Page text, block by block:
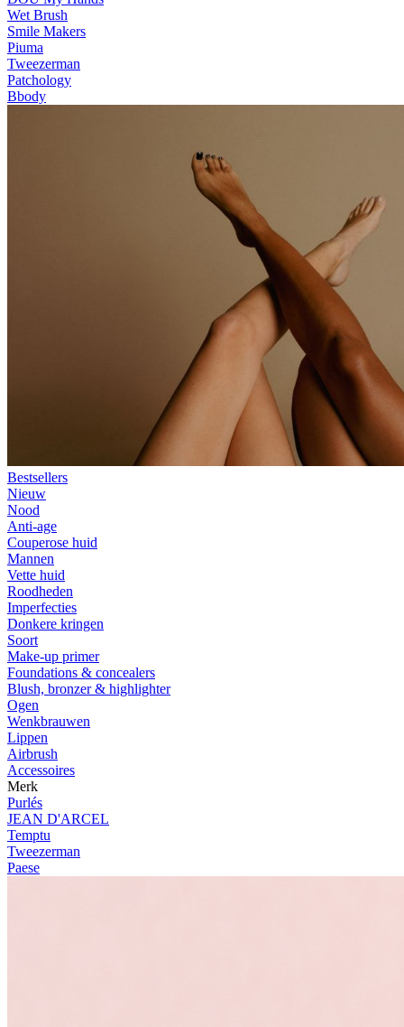
Wet Brush
Smile Makers
Piuma
Tweezerman
Patchology
Bbody
Bestsellers
Nieuw
Nood
Anti-age
Couperose huid
Mannen
Vette huid
Roodheden
Imperfecties
Donkere kringen
Soort
Make-up primer
Foundations & concealers
Blush, bronzer & highlighter
Ogen
Wenkbrauwen
Lippen
Airbrush
Accessoires
Merk
Purlés
JEAN D'ARCEL
Temptu
Tweezerman
Paese